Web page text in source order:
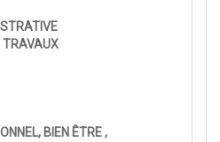
TRAVAUX
BIEN ÊTRE ,